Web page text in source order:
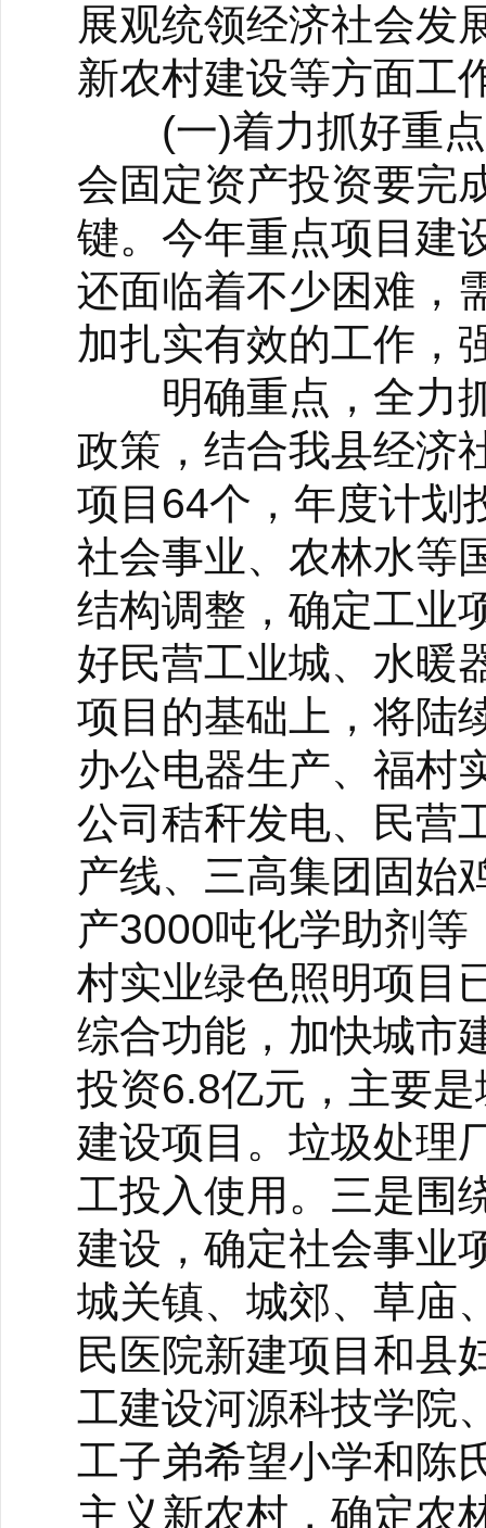
展观统领经济社会发
新农村建设等方面工
(一)着力抓好重点
会固定资产投资要完
键。今年重点项目建
还面临着不少困难，
加扎实有效的工作，
明确重点，全力抓
政策，结合我县经济
项目64个，年度计划
社会事业、农林水等
结构调整，确定工业
好民营工业城、水暖
项目的基础上，将陆
办公电器生产、福村
公司秸秆发电、民营
产线、三高集团固始
产3000吨化学助剂
村实业绿色照明项目
综合功能，加快城市
投资6.8亿元，主要
建设项目。垃圾处理
工投入使用。三是围
建设，确定社会事业
城关镇、城郊、草庙
民医院新建项目和县
工建设河源科技学院
工子弟希望小学和陈
主义新农村，确定农